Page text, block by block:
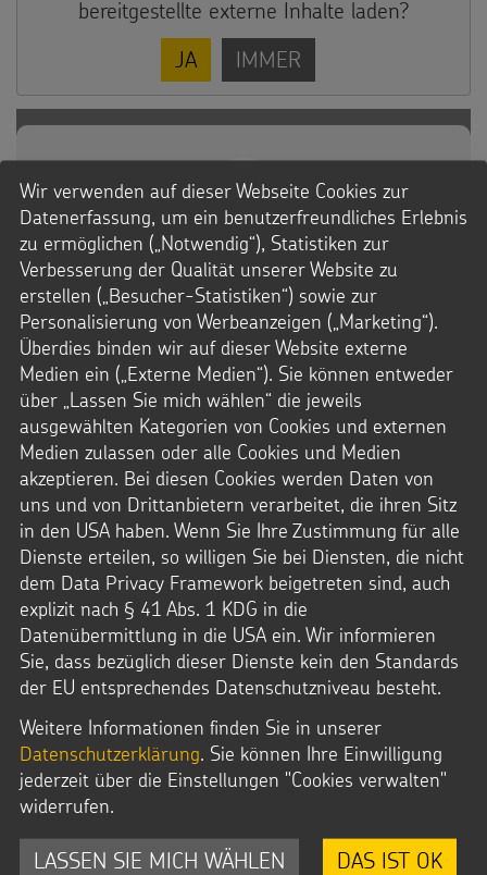
bereitgestellte externe Inhalte laden?
JA
IMMER
UNSER FILM ZUR AKTION DREIKÖNIGSSINGEN 2024
Unterwegs für die Sternsinger:
Gemeinsam für unsere Erde
Erfahren Sie mehr über die Tikuna in unserem Film zur
Aktion Dreikönigssingen 2024. Denn wie man in und von der
Natur lernt, das hat Willi bei seiner Reise nach Amazonien
erfahren. Im Dreiländereck Kolumbien, Brasilien und Peru hat
er gemeinsam mit Kindern und Jugendlichen im Outdoor-
Wir verwenden auf dieser Webseite Cookies zur
Datenerfassung, um ein benutzerfreundliches Erlebnis
zu ermöglichen („Notwendig“), Statistiken zur
Verbesserung der Qualität unserer Website zu
erstellen („Besucher-Statistiken“) sowie zur
Personalisierung von Werbeanzeigen („Marketing“).
Überdies binden wir auf dieser Website externe
Medien ein („Externe Medien“). Sie können entweder
über „Lassen Sie mich wählen“ die jeweils
ausgewählten Kategorien von Cookies und externen
Medien zulassen oder alle Cookies und Medien
akzeptieren. Bei diesen Cookies werden Daten von
uns und von Drittanbietern verarbeitet, die ihren Sitz
in den USA haben. Wenn Sie Ihre Zustimmung für alle
Dienste erteilen, so willigen Sie bei Diensten, die nicht
dem Data Privacy Framework beigetreten sind, auch
explizit nach § 41 Abs. 1 KDG in die
Datenübermittlung in die USA ein. Wir informieren
Sie, dass bezüglich dieser Dienste kein den Standards
der EU entsprechendes Datenschutzniveau besteht.
Weitere Informationen finden Sie in unserer
Datenschutzerklärung. Sie können Ihre Einwilligung
jederzeit über die Einstellungen "Cookies verwalten"
widerrufen.
LASSEN SIE MICH WÄHLEN DAS IST OK